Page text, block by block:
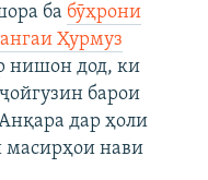
ба бӯҳрони
Ҳурмуз
нишон дод, ки
барои
дар ҳоли
масирҳои нави